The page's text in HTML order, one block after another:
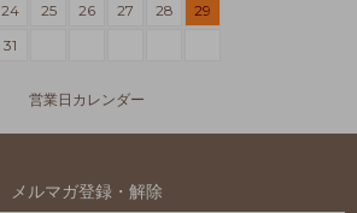
24 25 26 27 28
29
31
営業日カレンダー
メルマガ登録・解除